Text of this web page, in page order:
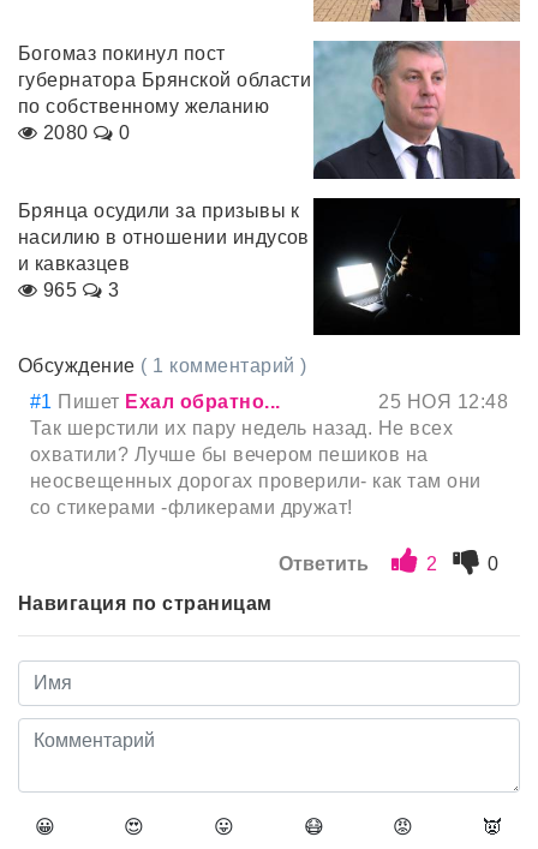
Богомаз покинул пост
губернатора Брянской области
по собственному желанию
2080
0
Брянца осудили за призывы к
насилию в отношении индусов
и кавказцев
965
3
Обсуждение ( 1 комментарий )
#1 Пишет Ехал обратно...
25 НОЯ 12:48
Так шерстили их пару недель назад. Не всех
охватили? Лучше бы вечером пешиков на
неосвещенных дорогах проверили- как там они
со стикерами -фликерами дружат!
Ответить 2
0
Навигация по страницам
😀 😍 😛 😷 😡 👿